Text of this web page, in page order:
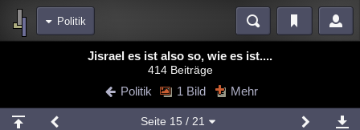
Politik
Blogs Videos
Chat Wiki Neuigkeiten
Jisrael es ist also so, wie es ist....
414 Beiträge
Politik 1 Bild Mehr
Seite 15 / 21